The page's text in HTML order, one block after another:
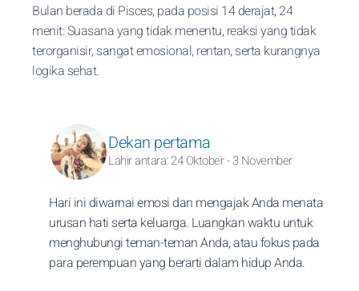
Bulan berada di Pisces, pada posisi 14 derajat, 24
menit: Suasana yang tidak menentu, reaksi yang tidak
terorganisir, sangat emosional, rentan, serta kurangnya
logika sehat.
Dekan pertama
Lahir antara: 24 Oktober - 3 November
Hari ini diwarnai emosi dan mengajak Anda menata
urusan hati serta keluarga. Luangkan waktu untuk
menghubungi teman-teman Anda, atau fokus pada
para perempuan yang berarti dalam hidup Anda.